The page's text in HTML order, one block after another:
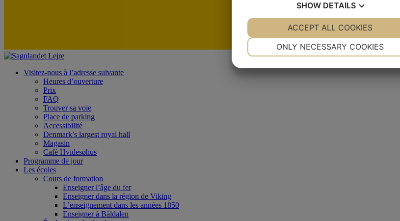
De
Visitez-nous à l’adresse suivante
Heures d’ouverture
Prix
FAQ
Trouver sa voie
Place de parking
Accessibilité
Denmark’s largest royal hall
Magasin
Café Hvidesøhus
Programme de jour
Les écoles
Cours de formation
Enseigner l’âge du fer
Enseigner dans la région de Viking
L’enseignement dans les années 1850
Enseigner à Båldalen
SHOW DETAILS
YES NO YES NO
ONLY NECESSARY COOKIES
ACCEPT ALL COOKIES